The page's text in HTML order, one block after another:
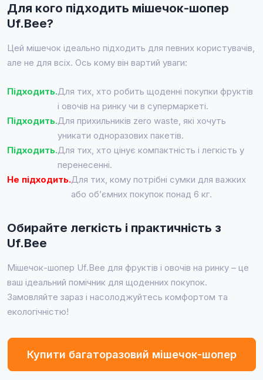
Для кого підходить мішечок-шопер
Uf.Bee?
Цей мішечок ідеально підходить для певних користувачів,
але не для всіх. Ось кому він вартий уваги:
Підходить.Для тих, хто робить щоденні покупки фруктів
і овочів на ринку чи в супермаркеті.
Підходить.Для прихильників zero waste, які хочуть
уникати одноразових пакетів.
Підходить.Для тих, хто цінує компактність і легкість у
перенесенні.
Не підходить.Для тих, кому потрібні сумки для важких
або об’ємних покупок понад 6 кг.
Обирайте легкість і практичність з
Uf.Bee
Мішечок-шопер Uf.Bee для фруктів і овочів на ринку – це
ваш ідеальний помічник для щоденних покупок.
Замовляйте зараз і насолоджуйтесь комфортом та
екологічністю!
Купити багаторазовий мішечок-шопер